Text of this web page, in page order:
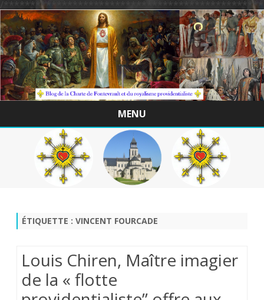
/
MENU
Skip
to
content
ÉTIQUETTE : VINCENT FOURCADE
Louis Chiren, Maître imagier
de la « flotte